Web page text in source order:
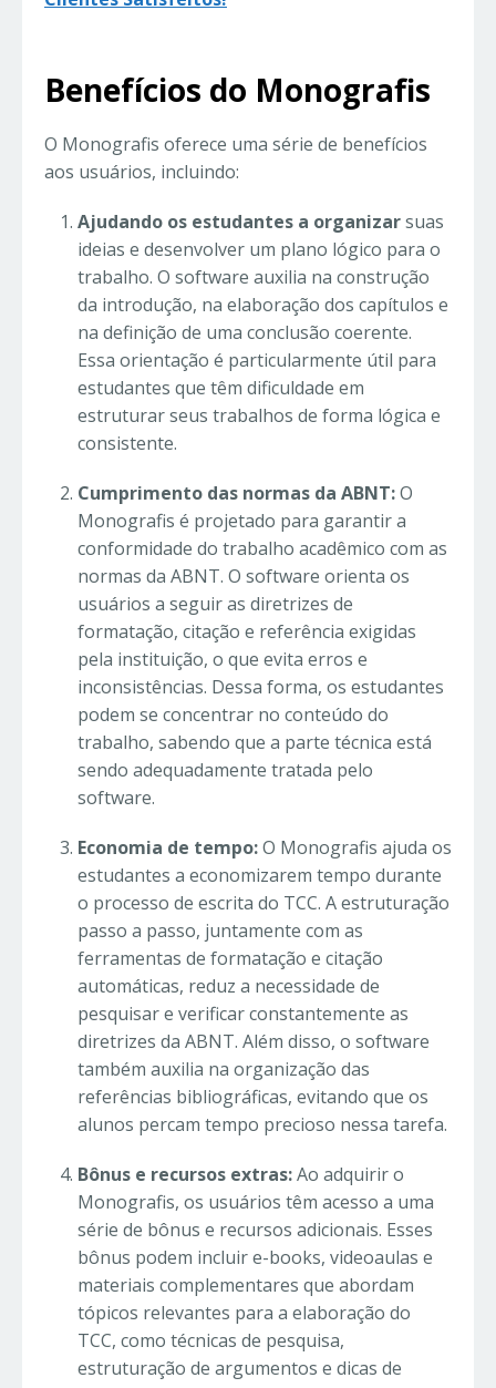
Benefícios do Monografis
O Monografis oferece uma série de benefícios
aos usuários, incluindo:
Ajudando os estudantes a organizarsuas
ideias e desenvolver um plano lógico para o
trabalho. O software auxilia na construção
da introdução, na elaboração dos capítulos e
na definição de uma conclusão coerente.
Essa orientação é particularmente útil para
estudantes que têm dificuldade em
estruturar seus trabalhos de forma lógica e
consistente.
Cumprimento das normas da ABNT:O
Monografis é projetado para garantir a
conformidade do trabalho acadêmico com as
normas da ABNT. O software orienta os
usuários a seguir as diretrizes de
formatação, citação e referência exigidas
pela instituição, o que evita erros e
inconsistências. Dessa forma, os estudantes
podem se concentrar no conteúdo do
trabalho, sabendo que a parte técnica está
sendo adequadamente tratada pelo
software.
Economia de tempo:O Monografis ajuda os
estudantes a economizarem tempo durante
o processo de escrita do TCC. A estruturação
passo a passo, juntamente com as
ferramentas de formatação e citação
automáticas, reduz a necessidade de
pesquisar e verificar constantemente as
diretrizes da ABNT. Além disso, o software
também auxilia na organização das
referências bibliográficas, evitando que os
alunos percam tempo precioso nessa tarefa.
Bônus e recursos extras:Ao adquirir o
Monografis, os usuários têm acesso a uma
série de bônus e recursos adicionais. Esses
bônus podem incluir e-books, videoaulas e
materiais complementares que abordam
tópicos relevantes para a elaboração do
TCC, como técnicas de pesquisa,
estruturação de argumentos e dicas de